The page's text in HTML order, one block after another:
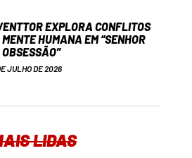
EXPLORA CONFLITOS
HUMANA EM “SENHOR
JULHO DE 2026
LIDAS